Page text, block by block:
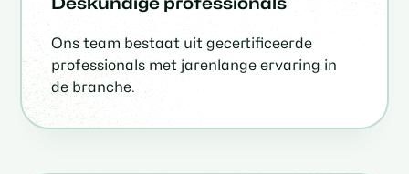
Ons team bestaat uit gecertificeerde
professionals met jarenlange ervaring in
de branche.